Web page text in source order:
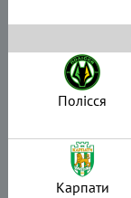
Полісся
Карпати